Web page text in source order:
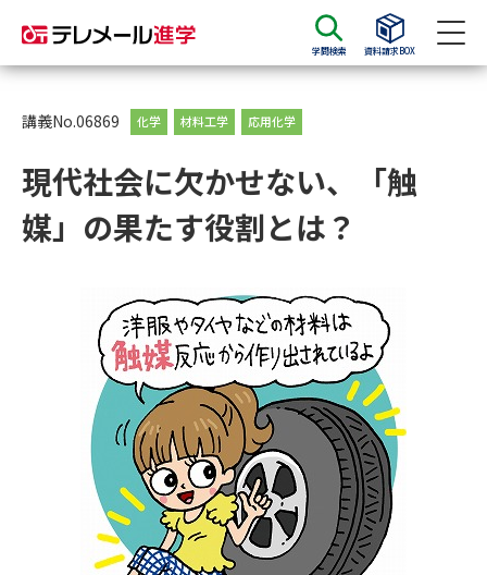
学問検索 資料請求BOX
資料請求
大学・短大の資料種類から請求
総合型選抜・学校推薦型選抜 募
集要項＆願書
大学入学共通テスト利用選抜の
募集要項＆願書
大学・短大以外の資料から請求
専門学校の資料請求 大学院の資料請求
留学・進学関連、塾・予備校
大学入学共通テスト「受験案
内」の請求
講義No.06869 化学 材料工学 応用化学
現代社会に欠かせない、「触
媒」の果たす役割とは？